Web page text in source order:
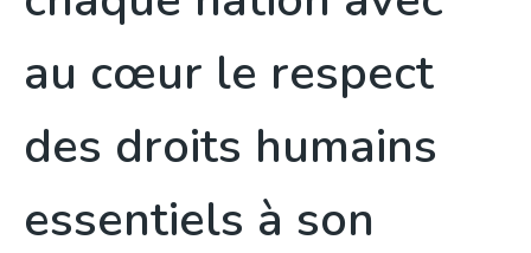
au cœur le respect
des droits humains
essentiels à son